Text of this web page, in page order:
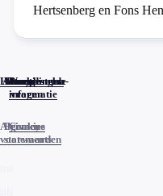
Hertsenberg en Fons
Home
Actueel
Uitzendingen
Reacties
Programma-
informatie
Veelgestelde
vragen
Algemene
voorwaarden
Privacy
statements
Cookies